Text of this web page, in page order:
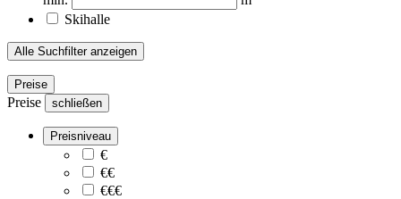
Skihalle
Alle Suchfilter anzeigen
Preise
Preise schließen
Preisniveau
€
€€
€€€